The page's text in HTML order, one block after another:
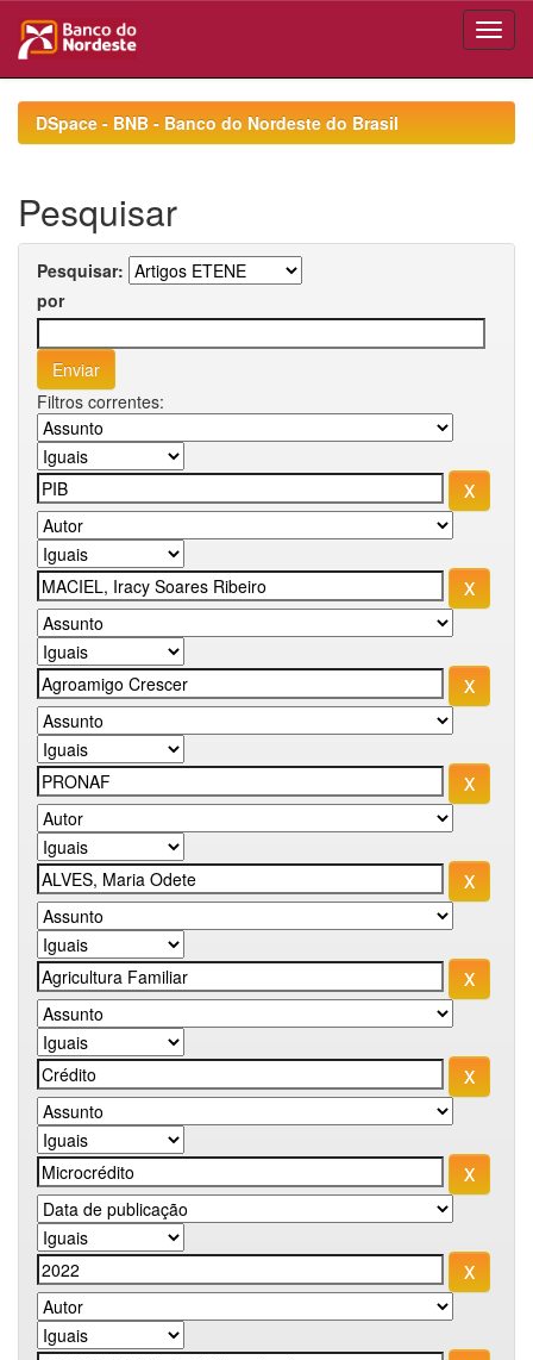
navigationDSpace - BNB - Banco do Nordeste do Brasil
Pesquisar
Pesquisar:
por
Filtros correntes: